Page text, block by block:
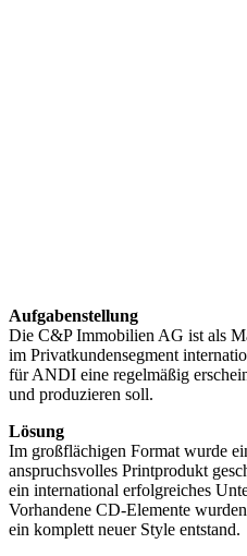
Aufgabenstellung
Die C&P Immobilien AG ist als
im Privatkundensegment
für ANDI eine regelmäßig
und produzieren soll.
Lösung
Im großflächigen Format wurde
anspruchsvolles Printprodukt
ein international erfolgreiches
Vorhandene CD-Elemente
ein komplett neuer Style entstand.